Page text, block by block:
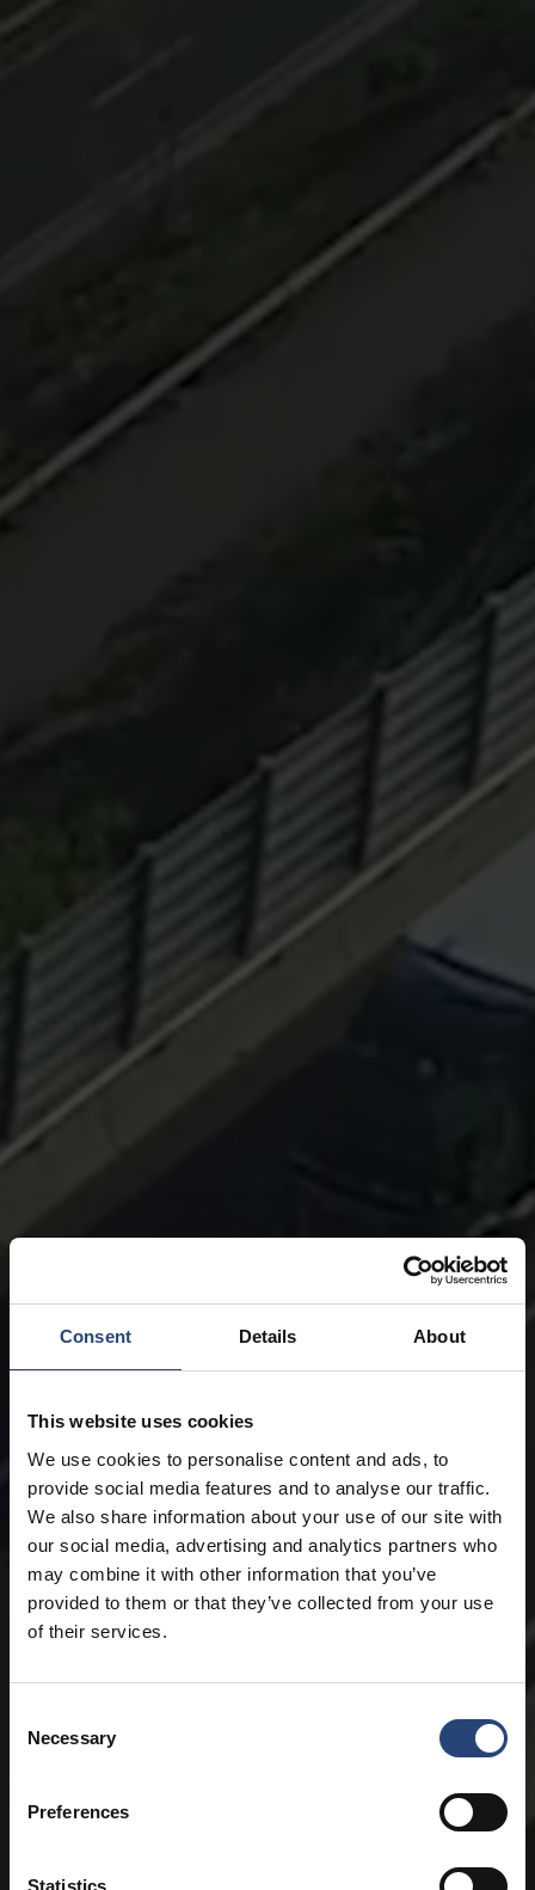
Consent Details About
This website uses cookies
We use cookies to personalise content and ads, to
provide social media features and to analyse our traffic.
We also share information about your use of our site with
our social media, advertising and analytics partners who
may combine it with other information that you’ve
provided to them or that they’ve collected from your use
of their services.
Selection
Necessary
Preferences
Statistics